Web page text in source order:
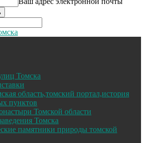
Томска
область,томский портал,история
пунктов
Томской области
Томска
памятники природы томской